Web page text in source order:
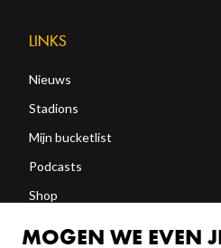
LINKS
Nieuws
Stadions
Mijn bucketlist
Podcasts
Shop
MOGEN WE EVEN